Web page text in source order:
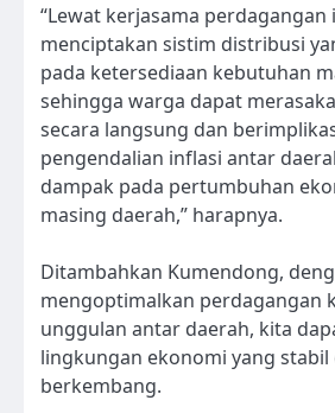
“Lewat kerjasama
menciptakan sistim distribusi
pada ketersediaan kebutuhan
sehingga warga dapat
secara langsung dan
pengendalian inflasi antar
dampak pada pertumbuhan
masing daerah,” harapnya.
Ditambahkan Kumendong,
mengoptimalkan perdagangan
unggulan antar daerah, kita
lingkungan ekonomi yang stabil
berkembang.